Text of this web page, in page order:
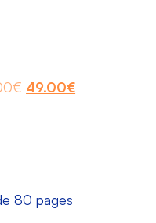
€ 49.00€
80 pages